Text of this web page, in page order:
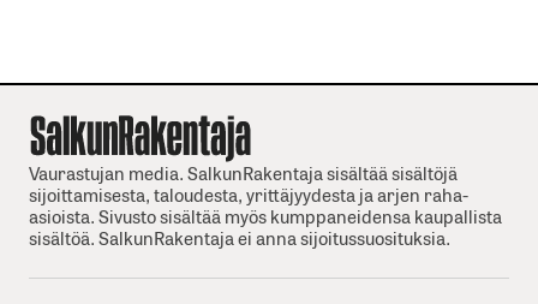
Vaurastujan media. SalkunRakentaja sisältää sisältöjä
sijoittamisesta, taloudesta, yrittäjyydesta ja arjen raha-
asioista. Sivusto sisältää myös kumppaneidensa kaupallista
sisältöä. SalkunRakentaja ei anna sijoitussuosituksia.